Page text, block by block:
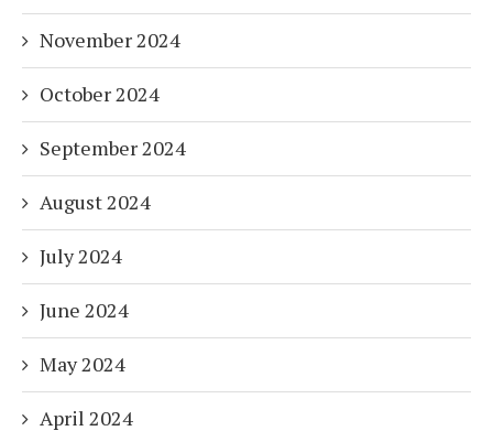
November 2024
October 2024
September 2024
August 2024
July 2024
June 2024
May 2024
April 2024